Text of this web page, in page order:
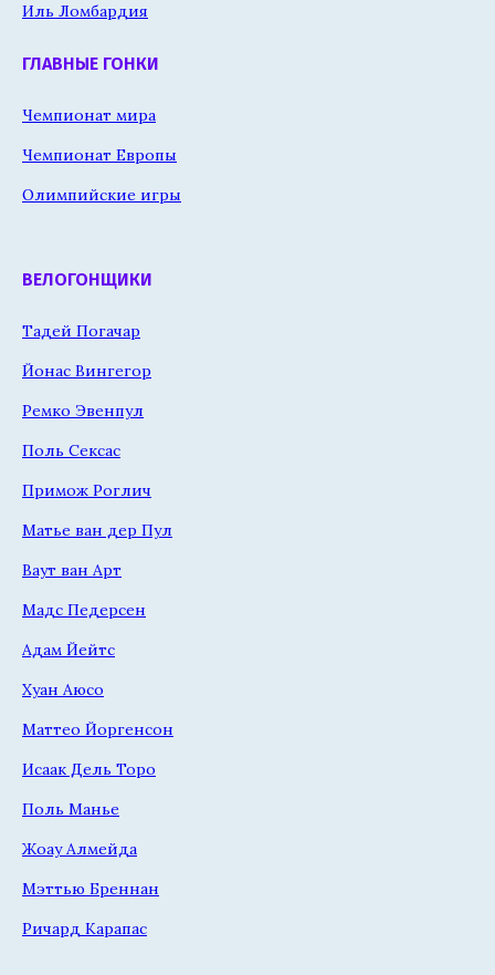
Иль Ломбардия
ГЛАВНЫЕ ГОНКИ
Чемпионат мира
Чемпионат Европы
Олимпийские игры
ВЕЛОГОНЩИКИ
Тадей Погачар
Йонас Вингегор
Ремко Эвенпул
Поль Сексас
Примож Роглич
Матье ван дер Пул
Ваут ван Арт
Мадс Педерсен
Адам Йейтс
Хуан Аюсо
Маттео Йоргенсон
Исаак Дель Торо
Поль Манье
Жоау Алмейда
Мэттью Бреннан
Ричард Карапас